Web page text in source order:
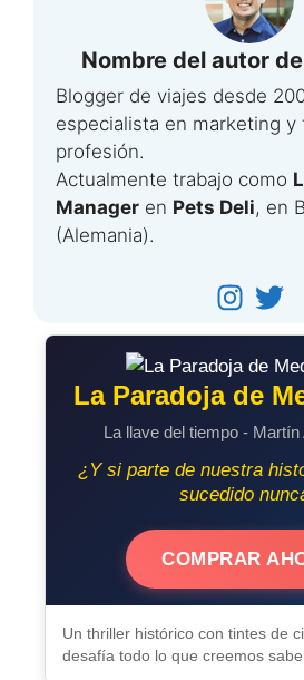
Nombre del autor
Blogger de viajes desde
especialista en marketing y
profesión.
Actualmente trabajo como
Manager en Pets Deli, en
(Alemania).
La Paradoja de
La llave del tiempo -
¿Y si parte de nuestra
sucedido
COMPRAR
Un thriller histórico con tintes de
desafía todo lo que creemos